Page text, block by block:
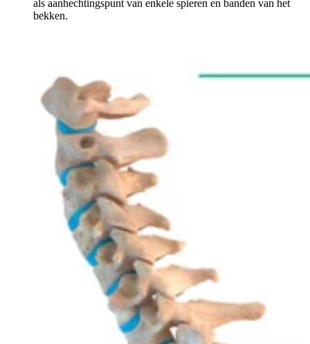
als aanhechtingspunt van enkele spieren en banden van het
bekken.